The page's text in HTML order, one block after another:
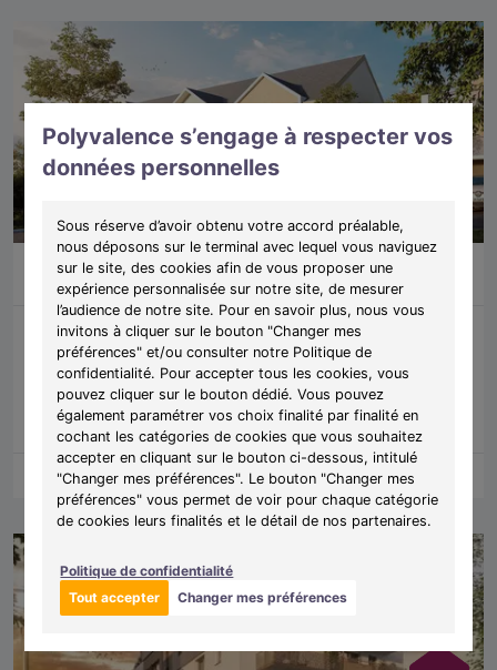
Polyvalence s’engage à respecter vos
données personnelles
Sous réserve d’avoir obtenu votre accord préalable,
nous déposons sur le terminal avec lequel vous naviguez
sur le site, des cookies afin de vous proposer une
expérience personnalisée sur notre site, de mesurer
l’audience de notre site. Pour en savoir plus, nous vous
invitons à cliquer sur le bouton "Changer mes
préférences" et/ou consulter notre Politique de
confidentialité. Pour accepter tous les cookies, vous
pouvez cliquer sur le bouton dédié. Vous pouvez
également paramétrer vos choix finalité par finalité en
cochant les catégories de cookies que vous souhaitez
accepter en cliquant sur le bouton ci-dessous, intitulé
"Changer mes préférences". Le bouton "Changer mes
préférences" vous permet de voir pour chaque catégorie
de cookies leurs finalités et le détail de nos partenaires.
Politique de confidentialité
Tout accepter
Changer mes préférences
Luisant (28)
À partir de 125 000 €
13 biens restants
Programme: L'Aparté
Découvrez L’Aparté, des appartements lumineux et fonctionnels
pensés pour les jeunes actifs.
Découvrir les biens Voir le programme